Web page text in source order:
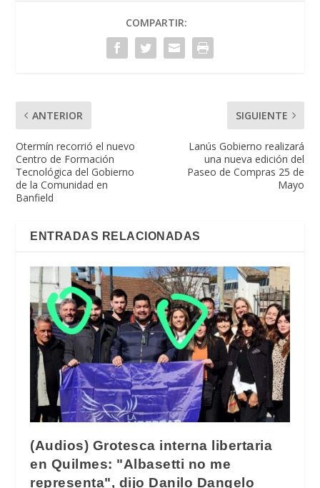
COMPARTIR:
ANTERIOR
Otermín recorrió el nuevo
Centro de Formación
Tecnológica del Gobierno
de la Comunidad en
Banfield
SIGUIENTE
Lanús Gobierno realizará
una nueva edición del
Paseo de Compras 25 de
Mayo
ENTRADAS RELACIONADAS
(Audios) Grotesca interna libertaria
en Quilmes: "Albasetti no me
representa", dijo Danilo Dangelo